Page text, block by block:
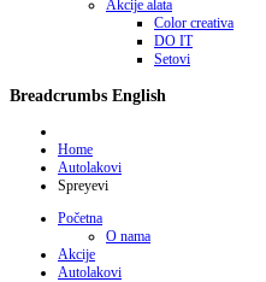
Akcije alata
Color creativa
DO IT
Setovi
Breadcrumbs English
Home
Autolakovi
Spreyevi
Početna
O nama
Akcije
Autolakovi